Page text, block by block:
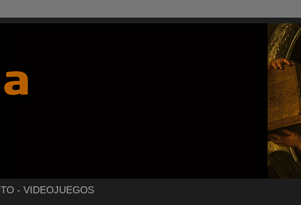
- VIDEOJUEGOS